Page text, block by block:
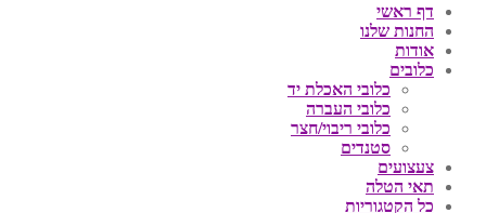
דף ראשי
החנות שלנו
אודות
כלובים
כלובי האכלת יד
כלובי העברה
כלובי ריבוי/חצר
סטנדים
צעצועים
תאי הטלה
כל הקטגוריות